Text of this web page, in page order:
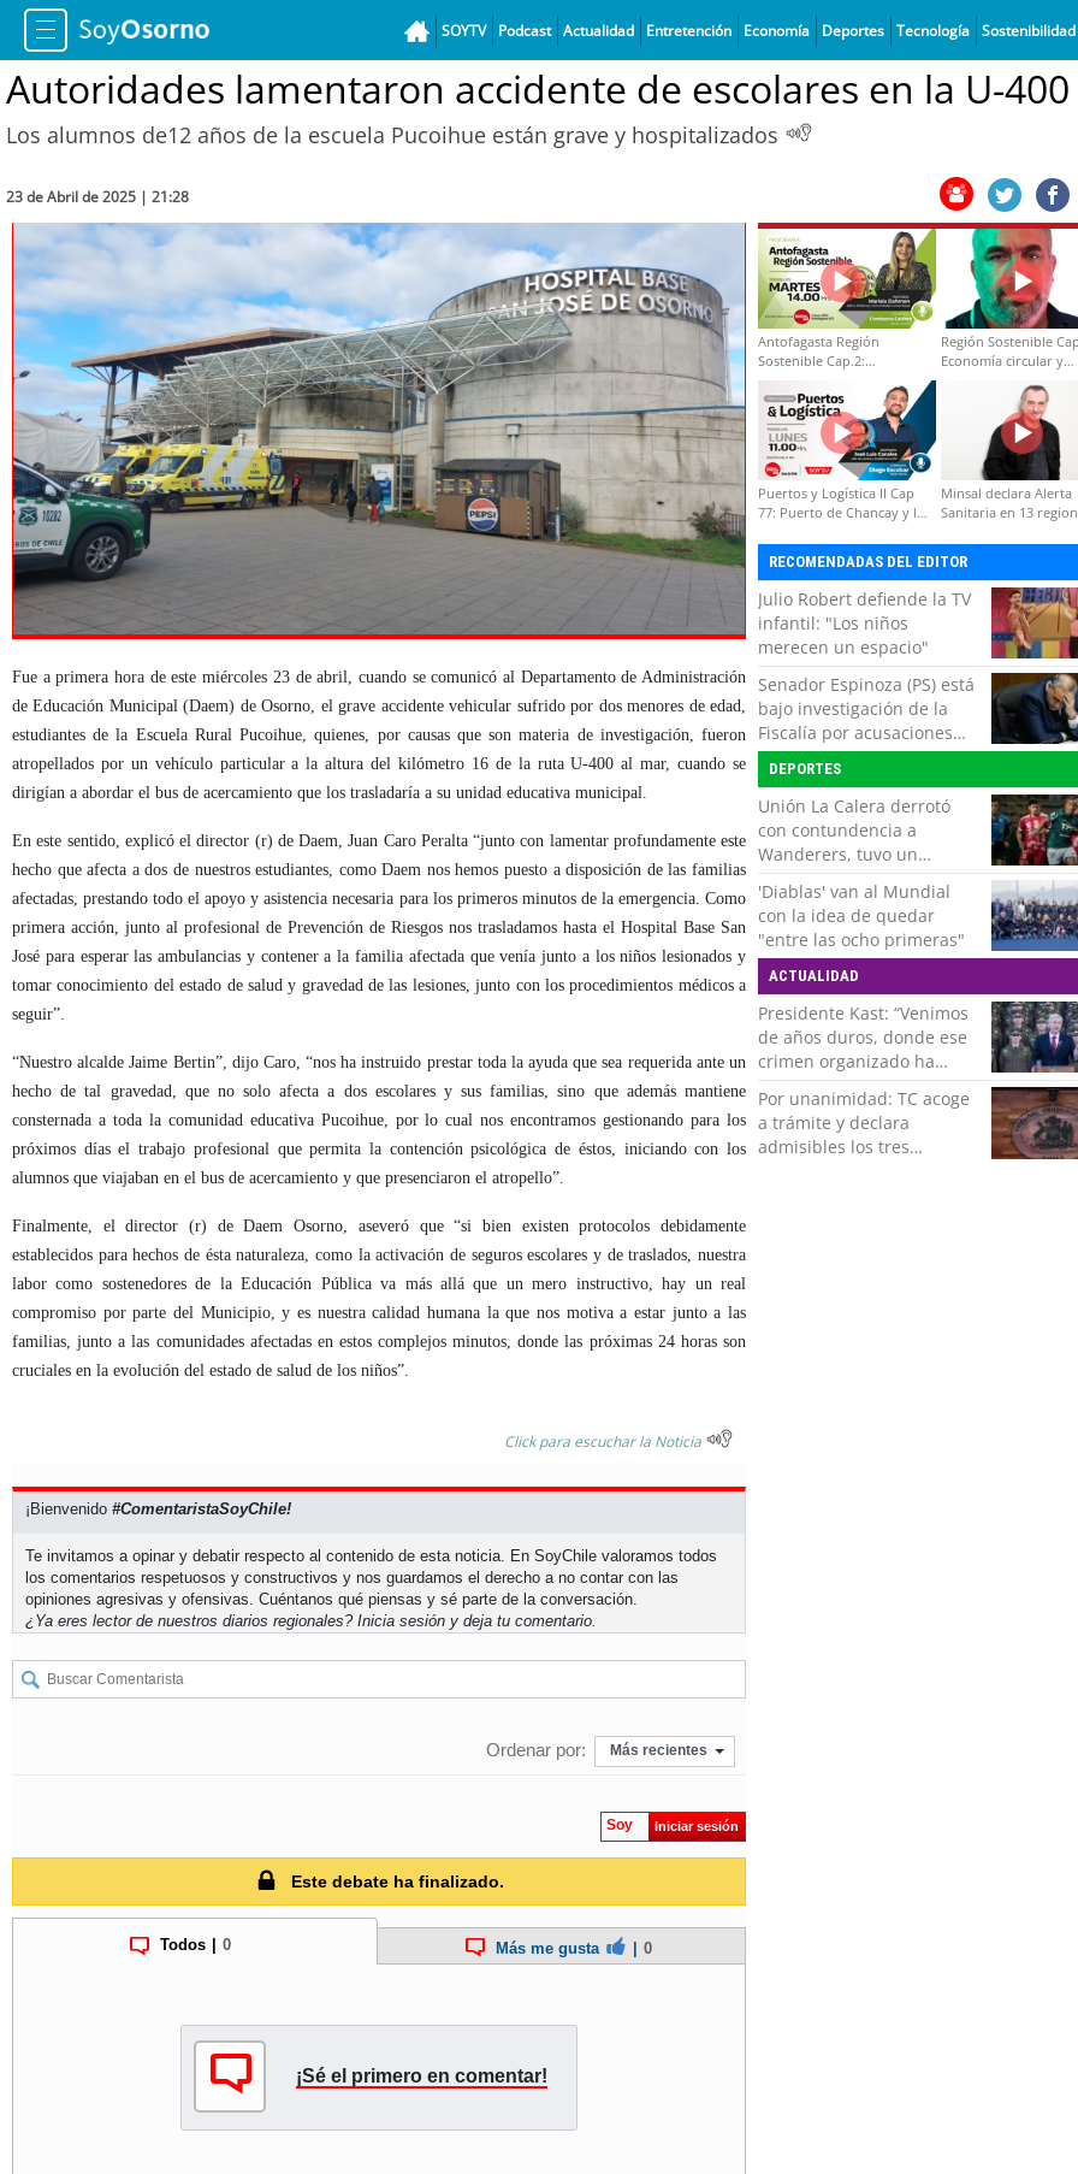
SOYTV Podcast Actualidad Entretención Economía Deportes Tecnología Sostenibilidad
Autoridades lamentaron accidente de escolares en la U-400
Los alumnos de12 años de la escuela Pucoihue están grave y hospitalizados
23 de Abril de 2025 | 21:28
Fue a primera hora de este miércoles 23 de abril, cuando se comunicó al Departamento de Administración
de Educación Municipal (Daem) de Osorno, el grave accidente vehicular sufrido por dos menores de edad,
estudiantes de la Escuela Rural Pucoihue, quienes, por causas que son materia de investigación, fueron
atropellados por un vehículo particular a la altura del kilómetro 16 de la ruta U-400 al mar, cuando se
dirigían a abordar el bus de acercamiento que los trasladaría a su unidad educativa municipal.
En este sentido, explicó el director (r) de Daem, Juan Caro Peralta “junto con lamentar profundamente este
hecho que afecta a dos de nuestros estudiantes, como Daem nos hemos puesto a disposición de las familias
afectadas, prestando todo el apoyo y asistencia necesaria para los primeros minutos de la emergencia. Como
primera acción, junto al profesional de Prevención de Riesgos nos trasladamos hasta el Hospital Base San
José para esperar las ambulancias y contener a la familia afectada que venía junto a los niños lesionados y
tomar conocimiento del estado de salud y gravedad de las lesiones, junto con los procedimientos médicos a
seguir”.
“Nuestro alcalde Jaime Bertin”, dijo Caro, “nos ha instruido prestar toda la ayuda que sea requerida ante un
hecho de tal gravedad, que no solo afecta a dos escolares y sus familias, sino que además mantiene
consternada a toda la comunidad educativa Pucoihue, por lo cual nos encontramos gestionando para los
próximos días el trabajo profesional que permita la contención psicológica de éstos, iniciando con los
alumnos que viajaban en el bus de acercamiento y que presenciaron el atropello”.
Finalmente, el director (r) de Daem Osorno, aseveró que “si bien existen protocolos debidamente
establecidos para hechos de ésta naturaleza, como la activación de seguros escolares y de traslados, nuestra
labor como sostenedores de la Educación Pública va más allá que un mero instructivo, hay un real
compromiso por parte del Municipio, y es nuestra calidad humana la que nos motiva a estar junto a las
familias, junto a las comunidades afectadas en estos complejos minutos, donde las próximas 24 horas son
cruciales en la evolución del estado de salud de los niños”.
Click para escuchar la Noticia
¡Bienvenido #ComentaristaSoyChile!
Te invitamos a opinar y debatir respecto al contenido de esta noticia. En SoyChile valoramos todos
los comentarios respetuosos y constructivos y nos guardamos el derecho a no contar con las
opiniones agresivas y ofensivas. Cuéntanos qué piensas y sé parte de la conversación.
¿Ya eres lector de nuestros diarios regionales? Inicia sesión y deja tu comentario.
Ordenar por: Más recientes
Soy Iniciar sesión
Este debate ha finalizado.
Todos 0 Más me gusta 0
¡Sé el primero en comentar!
Antofagasta Región
Sostenible Cap.2:
Educación ambiental y
formación de capacidades
técnicas
Región Sostenible
Economía circular y
Puertos y Logística II Cap
77: Puerto de Chancay y la
Minsal declara Alerta
Sanitaria en 13
RECOMENDADAS DEL EDITOR
Julio Robert defiende la TV
infantil: "Los niños
merecen un espacio"
Senador Espinoza (PS) está
bajo investigación de la
Fiscalía por acusaciones
cruzadas de agresión con
su pareja
DEPORTES
Unión La Calera derrotó
con contundencia a
Wanderers, tuvo un
respiro y clasificó en Copa
Chile
'Diablas' van al Mundial
con la idea de quedar
"entre las ocho primeras"
ACTUALIDAD
Presidente Kast: “Venimos
de años duros, donde ese
crimen organizado ha
ocupado un lugar que no
le corresponde”
Por unanimidad: TC acoge
a trámite y declara
admisibles los tres